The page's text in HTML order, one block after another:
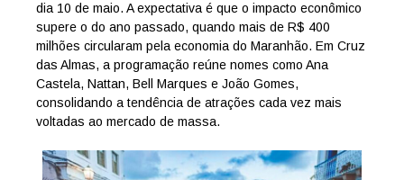
dia 10 de maio. A expectativa é que o impacto econômico
supere o do ano passado, quando mais de R$ 400
milhões circularam pela economia do Maranhão. Em Cruz
das Almas, a programação reúne nomes como Ana
Castela, Nattan, Bell Marques e João Gomes,
consolidando a tendência de atrações cada vez mais
voltadas ao mercado de massa.